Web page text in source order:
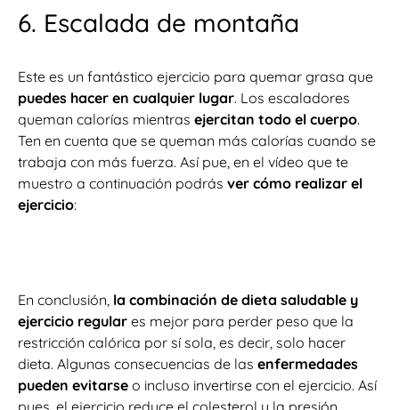
6. Escalada de montaña
Este es un fantástico ejercicio para quemar grasa que
puedes hacer en cualquier lugar. Los escaladores
queman calorías mientras ejercitan todo el cuerpo.
Ten en cuenta que se queman más calorías cuando se
trabaja con más fuerza. Así pue, en el vídeo que te
muestro a continuación podrás ver cómo realizar el
ejercicio:
En conclusión, la combinación de dieta saludable y
ejercicio regular es mejor para perder peso que la
restricción calórica por sí sola, es decir, solo hacer
dieta. Algunas consecuencias de las enfermedades
pueden evitarse o incluso invertirse con el ejercicio. Así